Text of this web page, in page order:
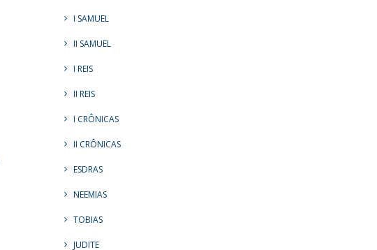
I SAMUEL
II SAMUEL
I REIS
II REIS
I CRÔNICAS
II CRÔNICAS
ESDRAS
NEEMIAS
TOBIAS
JUDITE